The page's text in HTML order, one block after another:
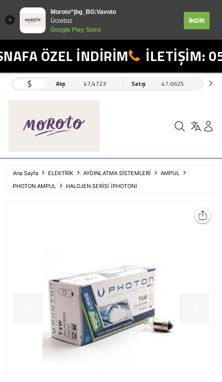
Moroto^|bg_BG:Vavoto
Ücretsiz
Google Play Store
İNDİR
ÖZEL İNDİRİM İLETİŞİM:
$ Alış 47,4723 Satış 47,6625
Ana Sayfa ELEKTRİK AYDINLATMA SİSTEMLERİ
AMPUL
PHOTON AMPUL
HALOJEN SERİSİ (PHOTON)